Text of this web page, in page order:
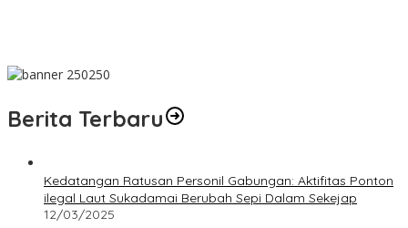
Berita Terbaru
Kedatangan Ratusan Personil Gabungan: Aktifitas Ponton
ilegal Laut Sukadamai Berubah Sepi Dalam Sekejap
12/03/2025